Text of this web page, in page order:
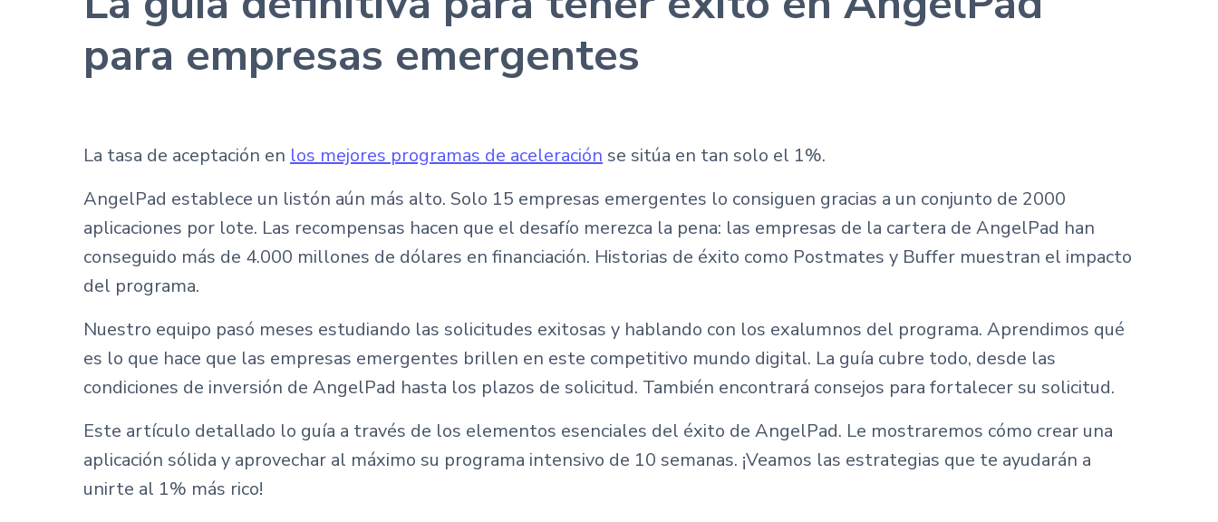
para empresas emergentes
La tasa de aceptación en los mejores programas de aceleración se sitúa en tan solo el 1%.
AngelPad establece un listón aún más alto. Solo 15 empresas emergentes lo consiguen gracias a un conjunto de 2000
aplicaciones por lote. Las recompensas hacen que el desafío merezca la pena: las empresas de la cartera de AngelPad han
conseguido más de 4.000 millones de dólares en financiación. Historias de éxito como Postmates y Buffer muestran el impacto
del programa.
Nuestro equipo pasó meses estudiando las solicitudes exitosas y hablando con los exalumnos del programa. Aprendimos qué
es lo que hace que las empresas emergentes brillen en este competitivo mundo digital. La guía cubre todo, desde las
condiciones de inversión de AngelPad hasta los plazos de solicitud. También encontrará consejos para fortalecer su solicitud.
Este artículo detallado lo guía a través de los elementos esenciales del éxito de AngelPad. Le mostraremos cómo crear una
aplicación sólida y aprovechar al máximo su programa intensivo de 10 semanas. ¡Veamos las estrategias que te ayudarán a
unirte al 1% más rico!